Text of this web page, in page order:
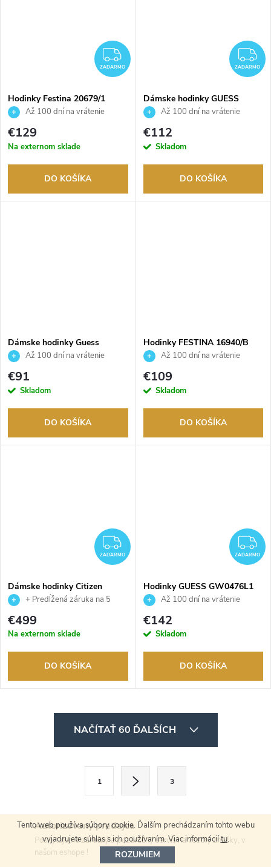
Tento web používa súbory cookie. Ďalším prechádzaním tohto webu
vyjadrujete súhlas s ich používaním. Viac informáciítu.
ROZUMIEM
ZADARMO
ZADARMO
Hodinky Festina 20679/1
Až 100 dní na vrátenie
tovaru. Autorizovaný predajca.
€129
Na externom sklade
DO KOŠÍKA
ZADARMO
Dámske hodinky GUESS
GW0657L1
Až 100 dní na vrátenie
tovaru. Autorizovaný predajca.
€112
Skladom
DO KOŠÍKA
Dámske hodinky Guess
GW0550L1
Až 100 dní na vrátenie
tovaru. Autorizovaný predajca.
€91
Skladom
DO KOŠÍKA
Hodinky FESTINA 16940/B
Až 100 dní na vrátenie
tovaru. Autorizovaný predajca.
€109
Skladom
DO KOŠÍKA
ZADARMO
ZADARMO
Dámske hodinky Citizen
FC0010-55D
+ Predĺžená záruka na 5
rokov. Až 100 dní na vrátenie
tovaru. Autorizovaný predajca.
€499
Na externom sklade
DO KOŠÍKA
ZADARMO
Hodinky GUESS GW0476L1
Až 100 dní na vrátenie
tovaru. Autorizovaný predajca.
€142
Skladom
DO KOŠÍKA
d
NAČÍTAŤ 60 ĎALŠÍCH
1 3
Autorizovaný predajca
Poskytujeme záručný a pozáručný servis na všetky značky, v
našom eshope !